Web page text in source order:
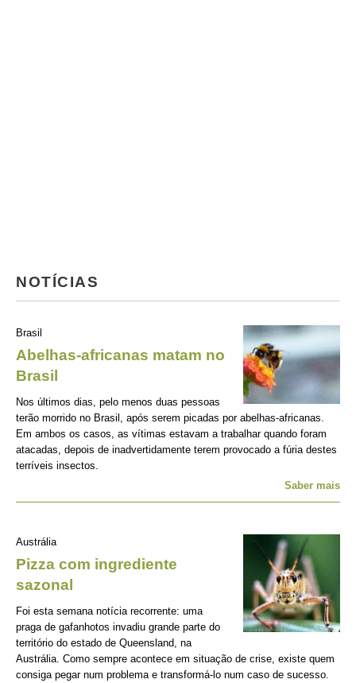
NOTÍCIAS
Brasil
Abelhas-africanas matam no
Brasil
Nos últimos dias, pelo menos duas pessoas
terão morrido no Brasil, após serem picadas por abelhas-africanas.
Em ambos os casos, as vítimas estavam a trabalhar quando foram
atacadas, depois de inadvertidamente terem provocado a fúria destes
terríveis insectos.
Saber mais
Austrália
Pizza com ingrediente
sazonal
Foi esta semana notícia recorrente: uma
praga de gafanhotos invadiu grande parte do
território do estado de Queensland, na
Austrália. Como sempre acontece em situação de crise, existe quem
consiga pegar num problema e transformá-lo num caso de sucesso.